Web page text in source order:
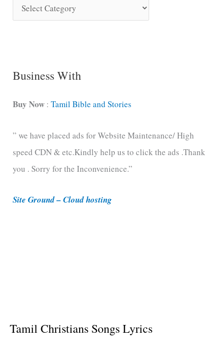
o
C
t
g
o
r
e
Business With
Buy Now :Tamil Bible and Stories
” we have placed ads for Website Maintenance/ High
speed CDN & etc.Kindly help us to click the ads .Thank
you . Sorry for the Inconvenience.”
Site Ground – Cloud hosting
Tamil Christians Songs Lyrics